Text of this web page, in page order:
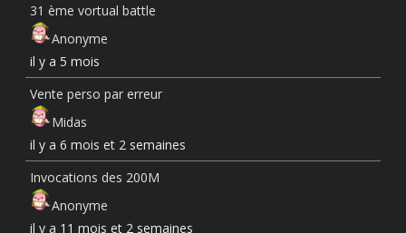
31 ème vortual battle
Anonyme
il y a 5 mois
Vente perso par erreur
Midas
il y a 6 mois et 2 semaines
Invocations des 200M
Anonyme
il y a 11 mois et 2 semaines